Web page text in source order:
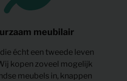
meubilair
écht een tweede leven
kopen zoveel mogelijk
meubels in, knappen